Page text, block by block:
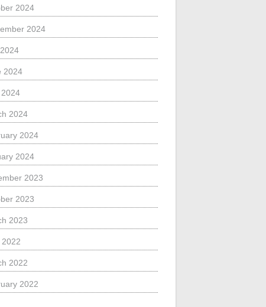
2024
2024
2024
2024
2024
2024
2023
2023
2023
2022
2022